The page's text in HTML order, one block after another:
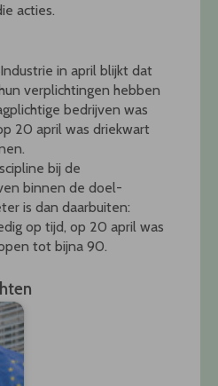
acties.
in april blijkt dat
verplichtingen hebben
bedrijven was
20 april was driekwart
bij de
binnen de doel-
is dan daarbuiten:
op tijd, op 20 april was
tot bijna 90.